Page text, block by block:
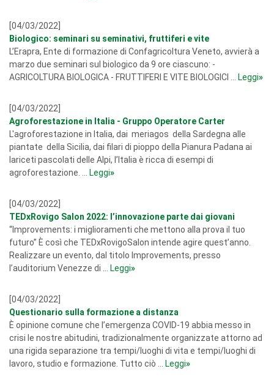
[04/03/2022]
Biologico: seminari su seminativi, fruttiferi e vite
L’Erapra, Ente di formazione di Confagricoltura Veneto, avvierà a
marzo due seminari sul biologico da 9 ore ciascuno: -
AGRICOLTURA BIOLOGICA - FRUTTIFERI E VITE BIOLOGICI ...
Leggi»
[04/03/2022]
Agroforestazione in Italia - Gruppo Operatore Carter
L'agroforestazione in Italia, dai meriagos della Sardegna alle
piantate della Sicilia, dai filari di pioppo della Pianura Padana ai
lariceti pascolati delle Alpi, l’Italia è ricca di esempi di
agroforestazione. ...
Leggi»
[04/03/2022]
TEDxRovigo Salon 2022: l’innovazione parte dai giovani
“Improvements: i miglioramenti che mettono alla prova il tuo
futuro” È così che TEDxRovigoSalon intende agire quest’anno.
Realizzare un evento, dal titolo Improvements, presso
l’auditorium Venezze di ...
Leggi»
[04/03/2022]
Questionario sulla formazione a distanza
È opinione comune che l’emergenza COVID-19 abbia messo in
crisi le nostre abitudini, tradizionalmente organizzate attorno ad
una rigida separazione tra tempi/luoghi di vita e tempi/luoghi di
lavoro, studio e formazione. Tutto ciò ...
Leggi»